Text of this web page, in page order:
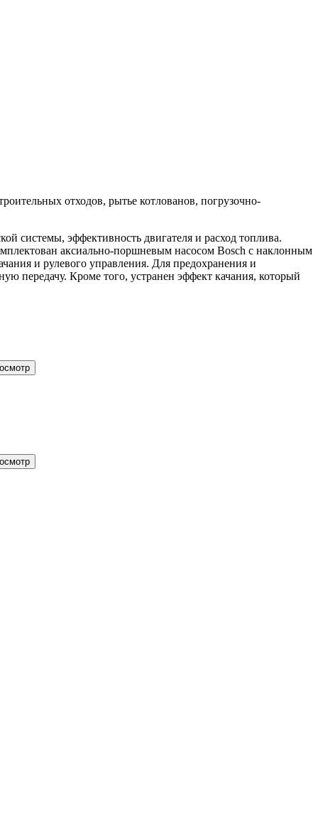
отходов, рытье котлованов, погрузочно-
системы, эффективность двигателя и расход топлива.
аксиально-поршневым насосом Bosch с наклонным
и рулевого управления. Для предохранения и
передачу. Кроме того, устранен эффект качания, который